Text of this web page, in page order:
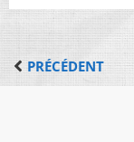
PRÉCÉDENT